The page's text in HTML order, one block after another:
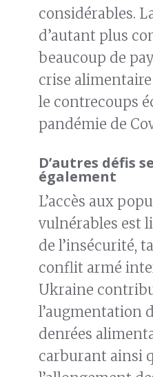
considérables.
d’autant plus
beaucoup de
crise
le contrecoups
pandémie de
D’autres défis
également
L’accès aux
vulnérables est
de l’insécurité,
conflit armé
Ukraine
l’augmentation
denrées
carburant ainsi